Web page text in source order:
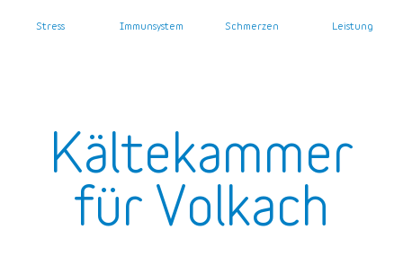
Stress Immunsystem Schmerzen Leistung
Kältekammer
für Volkach